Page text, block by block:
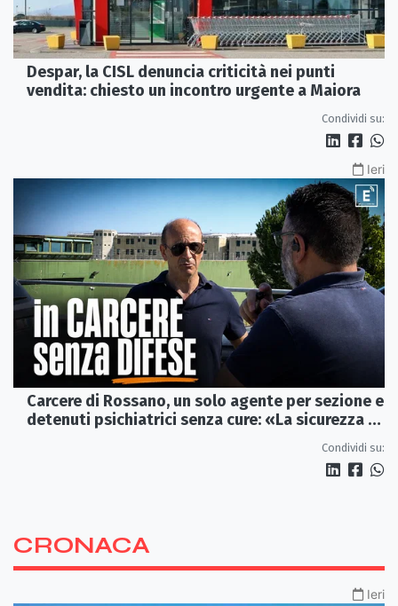
Despar, la CISL denuncia criticità nei punti
vendita: chiesto un incontro urgente a Maiora
Condividi su:
Ieri
Carcere di Rossano, un solo agente per sezione e
detenuti psichiatrici senza cure: «La sicurezza è
Condividi su:
CRONACA
Ieri